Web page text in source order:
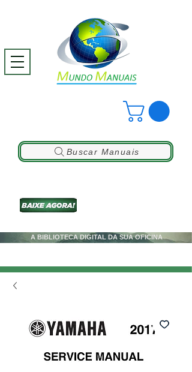
A BIBLIOTECA DIGITAL DA SUA OFICINA
Buscar Manuais